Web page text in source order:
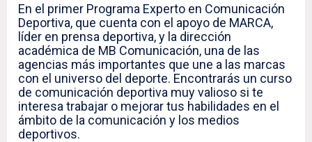
En el primer Programa Experto en Comunicación
Deportiva, que cuenta con el apoyo de MARCA,
líder en prensa deportiva, y la dirección
académica de MB Comunicación, una de las
agencias más importantes que une a las marcas
con el universo del deporte. Encontrarás un curso
de comunicación deportiva muy valioso si te
interesa trabajar o mejorar tus habilidades en el
ámbito de la comunicación y los medios
deportivos.